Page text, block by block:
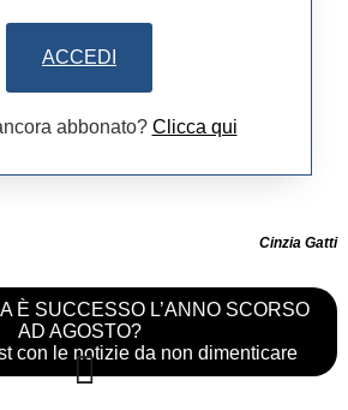
ACCEDI
abbonato? Clicca qui
Cinzia Gatti
È SUCCESSO L’ANNO SCORSO
AD AGOSTO?
con le notizie da non dimenticare